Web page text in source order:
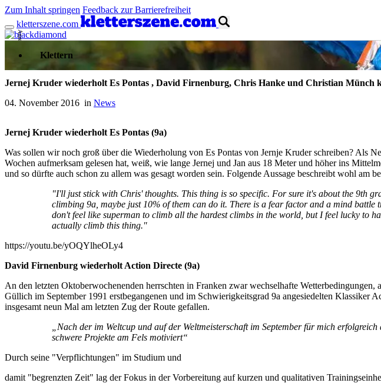
Zum Inhalt springen Feedback zur Barrierefreiheit
kletterszene.com
Anzeige
Jernej Kruder wiederholt Es Pontas , David Firnenburg, Chris Hanke und Christian
04. November 2016 in News
Klettern
Jernej Kruder wiederholt Es Pontas (9a)
Was sollen wir noch groß über die Wiederholung von Es Pontas von Jernje Kruder schreiben? Als
Wochen aufmerksam gelesen hat, weiß, wie lange Jernej und Jan aus 18 Meter und höher ins
und so dürfte auch schon zu allem was gesagt worden sein. Folgende Aussage beschreibt wohl am
"I'll just stick with Chris' thoughts. This thing is so specific. For sure it's about the 9th
climbing 9a, maybe just 10% of them can do it. There is a fear factor and a mind
don't feel like superman to climb all the hardest climbs in the world, but I feel lucky to
actually climb this thing."
https://youtu.be/yOQYlheOLy4
David Firnenburg wiederholt Action Directe (9a)
An den letzten Oktoberwochenenden herrschten in Franken zwar wechselhafte
Güllich im September 1991 erstbegangenen und im Schwierigkeitsgrad 9a angesiedelten
insgesamt neun Mal am letzten Zug der Route gefallen.
„Nach der im Weltcup und auf der Weltmeisterschaft im September für mich
schwere Projekte am Fels motiviert“
Durch seine "Verpflichtungen" im Studium und
damit "begrenzten Zeit" lag der Fokus in der Vorbereitung auf kurzen und qualitativen